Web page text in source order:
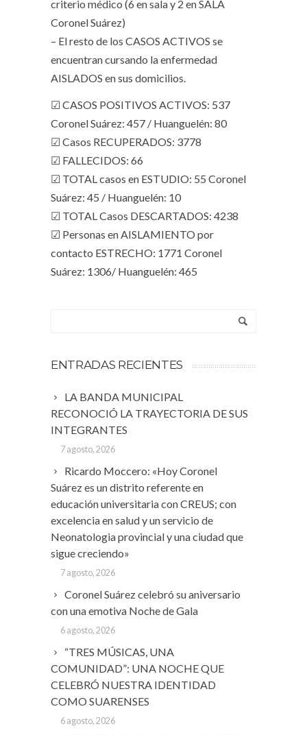
criterio médico (6 en sala y 2 en SALA
Coronel Suárez)
– El resto de los CASOS ACTIVOS se
encuentran cursando la enfermedad
AISLADOS en sus domicilios.
☑ CASOS POSITIVOS ACTIVOS: 537
Coronel Suárez: 457 / Huanguelén: 80
☑ Casos RECUPERADOS: 3778
☑ FALLECIDOS: 66
☑ TOTAL casos en ESTUDIO: 55 Coronel
Suárez: 45 / Huanguelén: 10
☑ TOTAL Casos DESCARTADOS: 4238
☑ Personas en AISLAMIENTO por
contacto ESTRECHO: 1771 Coronel
Suárez: 1306/ Huanguelén: 465
ENTRADAS RECIENTES
LA BANDA MUNICIPAL
RECONOCIÓ LA TRAYECTORIA DE SUS
INTEGRANTES
7 agosto, 2026
Ricardo Moccero: «Hoy Coronel
Suárez es un distrito referente en
educación universitaria con CREUS; con
excelencia en salud y un servicio de
Neonatologia provincial y una ciudad que
sigue creciendo»
7 agosto, 2026
Coronel Suárez celebró su aniversario
con una emotiva Noche de Gala
6 agosto, 2026
“TRES MÚSICAS, UNA
COMUNIDAD”: UNA NOCHE QUE
CELEBRÓ NUESTRA IDENTIDAD
COMO SUARENSES
6 agosto, 2026